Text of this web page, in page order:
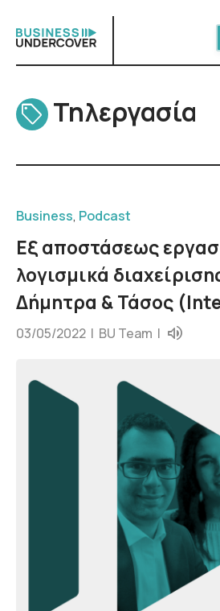
content
Τηλεργασία
Business, Podcast
Εξ αποστάσεως
λογισμικά
Δήμητρα & Τάσος
03/05/2022 | BU Team |